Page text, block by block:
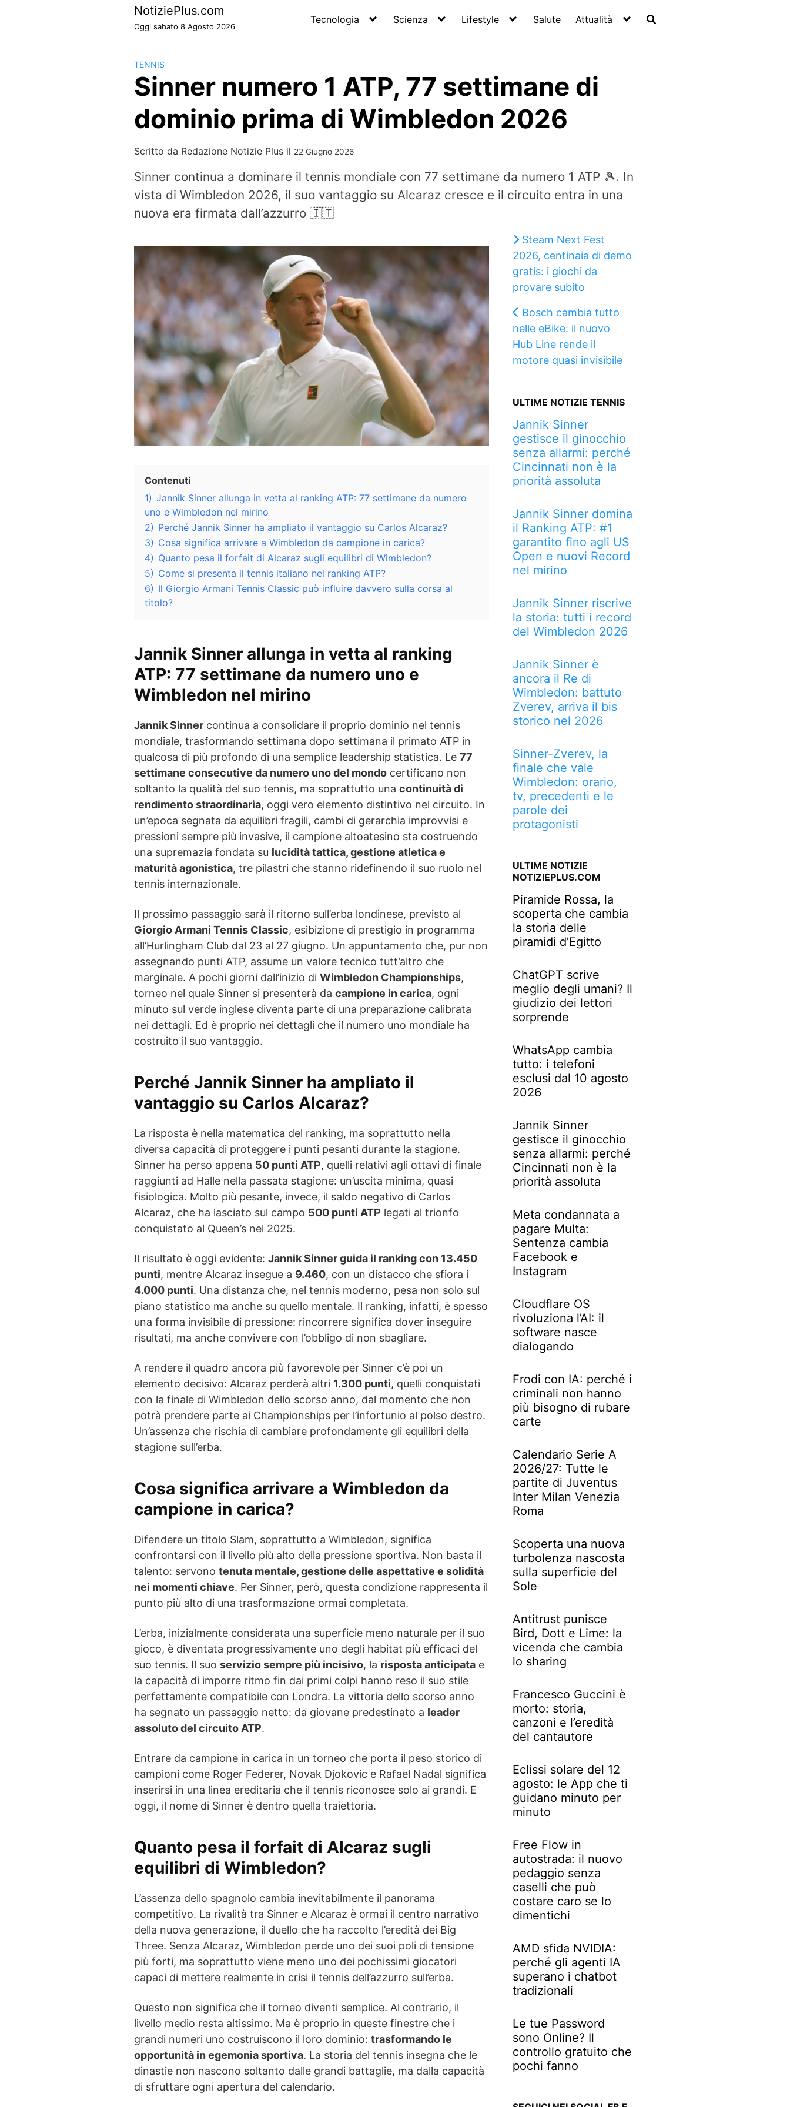
NotiziePlus.com
Oggi sabato 8 Agosto 2026
Tecnologia Scienza Lifestyle Salute Attualità
TENNIS
Sinner numero 1 ATP, 77 settimane di
dominio prima di Wimbledon 2026
Scritto da Redazione Notizie Plus il 22 Giugno 2026
Sinner continua a dominare il tennis mondiale con 77 settimane da numero 1 ATP 🎾. In
vista di Wimbledon 2026, il suo vantaggio su Alcaraz cresce e il circuito entra in una
nuova era firmata dall’azzurro 🇮🇹
Contenuti
1) Jannik Sinner allunga in vetta al ranking ATP: 77 settimane da numero
uno e Wimbledon nel mirino
2) Perché Jannik Sinner ha ampliato il vantaggio su Carlos Alcaraz?
3) Cosa significa arrivare a Wimbledon da campione in carica?
4) Quanto pesa il forfait di Alcaraz sugli equilibri di Wimbledon?
5) Come si presenta il tennis italiano nel ranking ATP?
6) Il Giorgio Armani Tennis Classic può influire davvero sulla corsa al
titolo?
Jannik Sinner allunga in vetta al ranking
ATP: 77 settimane da numero uno e
Wimbledon nel mirino
Jannik Sinner continua a consolidare il proprio dominio nel tennis
mondiale, trasformando settimana dopo settimana il primato ATP in
qualcosa di più profondo di una semplice leadership statistica. Le 77
settimane consecutive da numero uno del mondo certificano non
soltanto la qualità del suo tennis, ma soprattutto una continuità di
rendimento straordinaria, oggi vero elemento distintivo nel circuito. In
un’epoca segnata da equilibri fragili, cambi di gerarchia improvvisi e
pressioni sempre più invasive, il campione altoatesino sta costruendo
una supremazia fondata su lucidità tattica, gestione atletica e
maturità agonistica, tre pilastri che stanno ridefinendo il suo ruolo nel
tennis internazionale.
Il prossimo passaggio sarà il ritorno sull’erba londinese, previsto al
Giorgio Armani Tennis Classic, esibizione di prestigio in programma
all’Hurlingham Club dal 23 al 27 giugno. Un appuntamento che, pur non
assegnando punti ATP, assume un valore tecnico tutt’altro che
marginale. A pochi giorni dall’inizio di Wimbledon Championships,
torneo nel quale Sinner si presenterà da campione in carica, ogni
minuto sul verde inglese diventa parte di una preparazione calibrata
nei dettagli. Ed è proprio nei dettagli che il numero uno mondiale ha
costruito il suo vantaggio.
Perché Jannik Sinner ha ampliato il
vantaggio su Carlos Alcaraz?
La risposta è nella matematica del ranking, ma soprattutto nella
diversa capacità di proteggere i punti pesanti durante la stagione.
Sinner ha perso appena 50 punti ATP, quelli relativi agli ottavi di finale
raggiunti ad Halle nella passata stagione: un’uscita minima, quasi
fisiologica. Molto più pesante, invece, il saldo negativo di Carlos
Alcaraz, che ha lasciato sul campo 500 punti ATP legati al trionfo
conquistato al Queen’s nel 2025.
Il risultato è oggi evidente: Jannik Sinner guida il ranking con 13.450
punti, mentre Alcaraz insegue a 9.460, con un distacco che sfiora i
4.000 punti. Una distanza che, nel tennis moderno, pesa non solo sul
piano statistico ma anche su quello mentale. Il ranking, infatti, è spesso
una forma invisibile di pressione: rincorrere significa dover inseguire
risultati, ma anche convivere con l’obbligo di non sbagliare.
A rendere il quadro ancora più favorevole per Sinner c’è poi un
elemento decisivo: Alcaraz perderà altri 1.300 punti, quelli conquistati
con la finale di Wimbledon dello scorso anno, dal momento che non
potrà prendere parte ai Championships per l’infortunio al polso destro.
Un’assenza che rischia di cambiare profondamente gli equilibri della
stagione sull’erba.
Cosa significa arrivare a Wimbledon da
campione in carica?
Difendere un titolo Slam, soprattutto a Wimbledon, significa
confrontarsi con il livello più alto della pressione sportiva. Non basta il
talento: servono tenuta mentale, gestione delle aspettative e solidità
nei momenti chiave. Per Sinner, però, questa condizione rappresenta il
punto più alto di una trasformazione ormai completata.
L’erba, inizialmente considerata una superficie meno naturale per il suo
gioco, è diventata progressivamente uno degli habitat più efficaci del
suo tennis. Il suo servizio sempre più incisivo, la risposta anticipata e
la capacità di imporre ritmo fin dai primi colpi hanno reso il suo stile
perfettamente compatibile con Londra. La vittoria dello scorso anno
ha segnato un passaggio netto: da giovane predestinato a leader
assoluto del circuito ATP.
Entrare da campione in carica in un torneo che porta il peso storico di
campioni come Roger Federer, Novak Djokovic e Rafael Nadal significa
inserirsi in una linea ereditaria che il tennis riconosce solo ai grandi. E
oggi, il nome di Sinner è dentro quella traiettoria.
Quanto pesa il forfait di Alcaraz sugli
equilibri di Wimbledon?
L’assenza dello spagnolo cambia inevitabilmente il panorama
competitivo. La rivalità tra Sinner e Alcaraz è ormai il centro narrativo
della nuova generazione, il duello che ha raccolto l’eredità dei Big
Three. Senza Alcaraz, Wimbledon perde uno dei suoi poli di tensione
più forti, ma soprattutto viene meno uno dei pochissimi giocatori
capaci di mettere realmente in crisi il tennis dell’azzurro sull’erba.
Questo non significa che il torneo diventi semplice. Al contrario, il
livello medio resta altissimo. Ma è proprio in queste finestre che i
grandi numeri uno costruiscono il loro dominio: trasformando le
opportunità in egemonia sportiva. La storia del tennis insegna che le
dinastie non nascono soltanto dalle grandi battaglie, ma dalla capacità
di sfruttare ogni apertura del calendario.
Steam Next Fest
2026, centinaia di demo
gratis: i giochi da
provare subito
Bosch cambia tutto
nelle eBike: il nuovo
Hub Line rende il
motore quasi invisibile
ULTIME NOTIZIE TENNIS
Jannik Sinner
gestisce il ginocchio
senza allarmi: perché
Cincinnati non è la
priorità assoluta
Jannik Sinner domina
il Ranking ATP: #1
garantito fino agli US
Open e nuovi Record
nel mirino
Jannik Sinner riscrive
la storia: tutti i record
del Wimbledon 2026
Jannik Sinner è
ancora il Re di
Wimbledon: battuto
Zverev, arriva il bis
storico nel 2026
Sinner-Zverev, la
finale che vale
Wimbledon: orario,
tv, precedenti e le
parole dei
protagonisti
ULTIME NOTIZIE
NOTIZIEPLUS.COM
Piramide Rossa, la
scoperta che cambia
la storia delle
piramidi d’Egitto
ChatGPT scrive
meglio degli umani? Il
giudizio dei lettori
sorprende
WhatsApp cambia
tutto: i telefoni
esclusi dal 10 agosto
2026
Jannik Sinner
gestisce il ginocchio
senza allarmi: perché
Cincinnati non è la
priorità assoluta
Meta condannata a
pagare Multa:
Sentenza cambia
Facebook e
Instagram
Cloudflare OS
rivoluziona l’AI: il
software nasce
dialogando
Frodi con IA: perché i
criminali non hanno
più bisogno di rubare
carte
Calendario Serie A
2026/27: Tutte le
partite di Juventus
Inter Milan Venezia
Roma
Scoperta una nuova
turbolenza nascosta
sulla superficie del
Sole
Antitrust punisce
Bird, Dott e Lime: la
vicenda che cambia
lo sharing
Francesco Guccini è
morto: storia,
canzoni e l’eredità
del cantautore
Eclissi solare del 12
agosto: le App che ti
guidano minuto per
minuto
Free Flow in
autostrada: il nuovo
pedaggio senza
caselli che può
costare caro se lo
dimentichi
AMD sfida NVIDIA:
perché gli agenti IA
superano i chatbot
tradizionali
Le tue Password
sono Online? Il
controllo gratuito che
pochi fanno